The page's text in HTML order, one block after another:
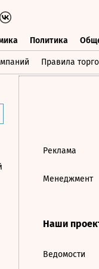
Политика
Правила
Политика
Реклама
Менеджмент
Наши
Ведомости